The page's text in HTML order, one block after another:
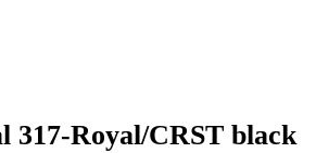
317-Royal/CRST black